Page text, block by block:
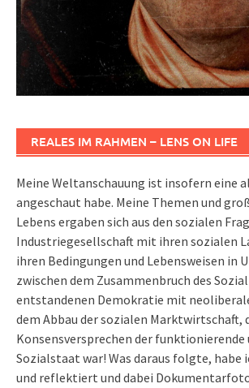
REALES IM RAHMEN – LENS ON LIFE
Meine Weltanschauung ist insofern eine
angeschaut habe. Meine Themen und
Lebens ergaben sich aus den sozialen
Industriegesellschaft mit ihren sozialen
ihren Bedingungen und Lebensweisen in
zwischen dem Zusammenbruch des
entstandenen Demokratie mit
dem Abbau der sozialen Marktwirtschaft,
Konsensversprechen der funktionierende
Sozialstaat war! Was daraus folgte,
und reflektiert und dabei